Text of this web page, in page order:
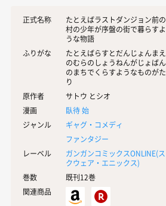
正式名称
たとえばラストダンジョン前の
村の少年が序盤の街で暮らすよ
うな物語
ふりがな
たとえばらすとだんじょんまえ
のむらのしょうねんがじょばん
のまちでくらすようなものがた
り
原作者
サトウ とシオ
漫画
臥待 始
ジャンル
ギャグ・コメディ
ファンタジー
レーベル
ガンガンコミックスONLINE(ス
クウェア・エニックス)
巻数
既刊12巻
関連商品